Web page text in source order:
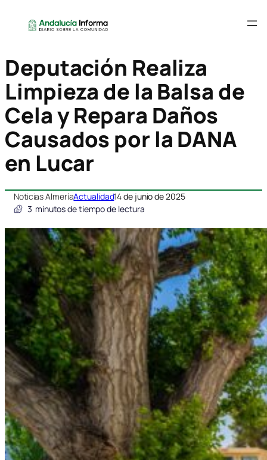
Deputación Realiza
Limpieza de la Balsa de
Cela y Repara Daños
Causados por la DANA
en Lucar
Noticias AlmeríaActualidad14 de junio de 2025
3 minutos de tiempo de lectura